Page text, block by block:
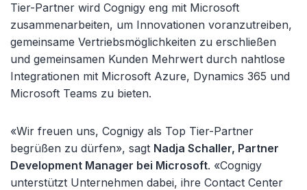
Tier-Partner wird Cognigy eng mit Microsoft
zusammenarbeiten, um Innovationen voranzutreiben,
gemeinsame Vertriebsmöglichkeiten zu erschließen
und gemeinsamen Kunden Mehrwert durch nahtlose
Integrationen mit Microsoft Azure, Dynamics 365 und
Microsoft Teams zu bieten.
«Wir freuen uns, Cognigy als Top Tier-Partner
begrüßen zu dürfen», sagt Nadja Schaller, Partner
Development Manager bei Microsoft. «Cognigy
unterstützt Unternehmen dabei, ihre Contact Center